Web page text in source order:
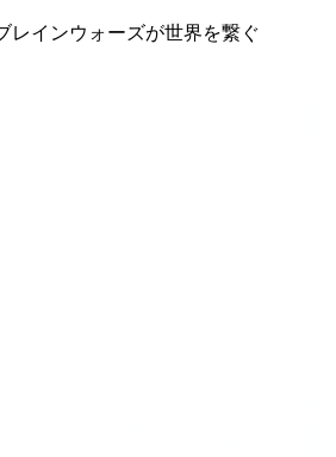
レインウォーズが世界を繋ぐ